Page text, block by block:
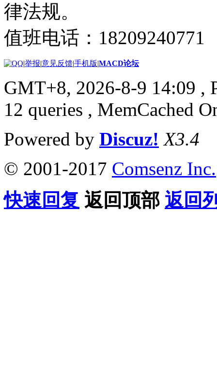
律法规。
值班电话：
|举报|意见反馈|手机版|MACD论坛
GMT+8, 2026-8-9 14:09 ,
12 queries , MemCached
Powered by Discuz! X3.4
© 2001-2017 Comsenz Inc.
快速回复 返回顶部 返回